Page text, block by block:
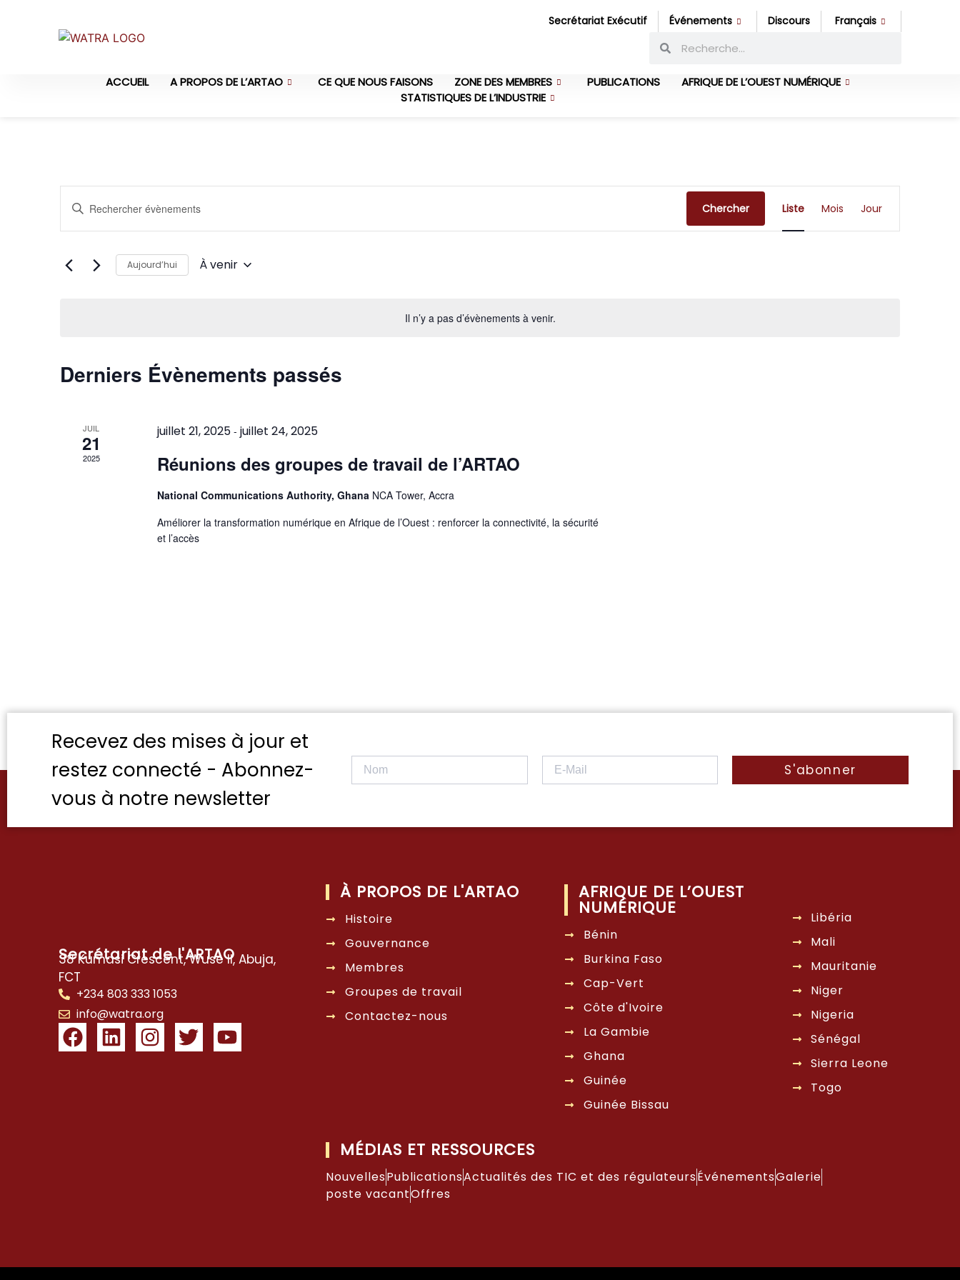
Secrétariat Exécutif Événements Discours Français
ACCUEIL A PROPOS DE L’ARTAO CE QUE NOUS FAISONS ZONE DES MEMBRES PUBLICATIONS
AFRIQUE DE L’OUEST NUMÉRIQUE
STATISTIQUES DE L’INDUSTRIE
Il n’y a pas d’évènements à venir.
Recherche
et
navigation
de
Saisir
mot-
Rechercher
par
mot-
Chercher Liste Mois Jour
Aujourd’hui À venir
Derniers Évènements passés
JUIL
21
2025
juillet 21, 2025- juillet 24, 2025
Réunions des groupes de travail de l’ARTAO
National Communications Authority, Ghana NCA Tower, Accra
Améliorer la transformation numérique en Afrique de l’Ouest : renforcer la connectivité, la sécurité
et l’accès
Recevez des mises à jour et
restez connecté - Abonnez-
vous à notre newsletter
S'abonner
Secrétariat de l'ARTAO
38 Kumasi Crescent, Wuse II, Abuja,
FCT
+234 803 333 1053
info@watra.org
À PROPOS DE L'ARTAO
Histoire
Gouvernance
Membres
Groupes de travail
Contactez-nous
AFRIQUE DE L’OUEST
NUMÉRIQUE
Bénin
Burkina Faso
Cap-Vert
Côte d'Ivoire
La Gambie
Ghana
Guinée
Guinée Bissau
Libéria
Mali
Mauritanie
Niger
Nigeria
Sénégal
Sierra Leone
Togo
MÉDIAS ET RESSOURCES
NouvellesPublicationsActualités des TIC et des régulateursÉvénementsGalerie
poste vacantOffres